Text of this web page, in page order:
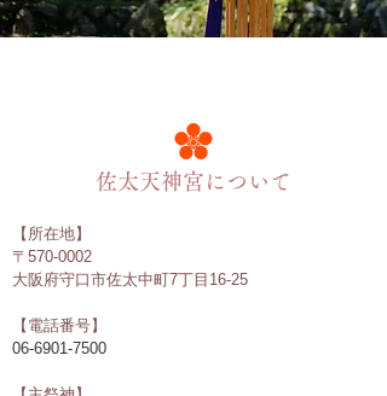
​佐太天神宮について
【所在地】
〒570-0002
​大阪府守口市佐太中町7丁目16-25
【電話番号】
06-6901-7500